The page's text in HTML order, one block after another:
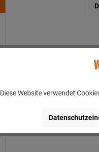
Diese Website verwendet